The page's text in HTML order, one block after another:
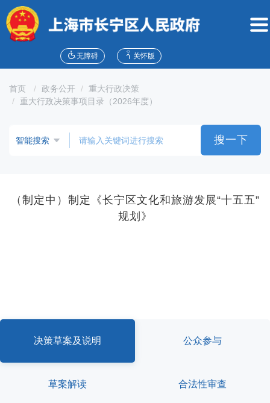
障
碍
说
无障碍 关怀版
首页 政务公开
重大行政决策
重大行政决策事项目录（2026年度）
搜一下
（制定中）制定《长宁区文化和旅游发展“十五五”
规划》
决策草案及说明 公众参与
草案解读 合法性审查